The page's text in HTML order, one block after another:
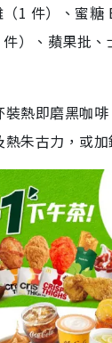
（1 件）、蜜糖
）、蘋果批
熱即磨黑咖啡
朱古力，或